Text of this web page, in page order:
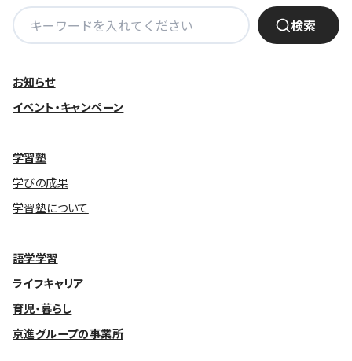
ソーシャルメディア公式アカウント
立木奨学金
DX（デジタル変革）
Kyoshin Digital Academy
卓越した安全・安心を目指して
安全と安心への取り組み
安全・安心にお通いいただくために
よくあるご質問
IRお問合せ
保育事業 採用
日本語教育事業 採用
検
索:
検索
お知らせ
イベント・キャンペーン
学習塾
学びの成果
学習塾について
語学学習
ライフキャリア
育児・暮らし
京進グループの事業所